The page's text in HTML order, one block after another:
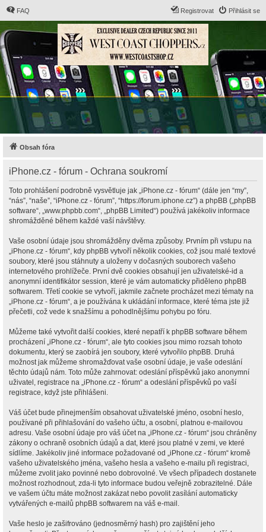
FAQ Přihlásit se
Registrovat
Obsah fóra
iPhone.cz - fórum - Ochrana soukromí
Toto prohlášení podrobně vysvětluje jak „iPhone.cz - fórum“ (dále jen “my”,
“nás”, “naše”, “iPhone.cz - fórum”, “https://forum.iphone.cz”) a phpBB („phpBB
software“, „www.phpbb.com“, „phpBB Limited“) používá jakékoliv informace
shromážděné během každé vaší návštěvy.
Vaše osobní údaje jsou shromážděny dvěma způsoby. Prvním při vstupu na
„iPhone.cz - fórum“, kdy phpBB vytvoří několik cookies, což jsou malé textové
soubory, které jsou stáhnuty a uloženy v dočasných souborech vašeho
internetového prohlížeče. První dvě cookies obsahují jen uživatelské-id a
anonymní identifikátor session, které je vám automaticky přiděleno phpBB
softwarem. Třetí cookie se vytvoří, jakmile začnete procházet mezi tématy na
„iPhone.cz - fórum“, a je používána k ukládání informace, které téma jste již
přečetli, což vede k snažšímu a pohodlnějšímu pohybu po fóru.
Můžeme také vytvořit další cookies, které nepatří k phpBB software během
procházení „iPhone.cz - fórum“, ale tyto cookies jsou mimo rozsah tohoto
dokumentu, který se zaobírá jen soubory, které vytvořilo phpBB. Druhá
možnost jak můžeme shromažďovat vaše osobní údaje, je vaše odeslání
těchto údajů nám. Toto může zahrnovat: odeslání příspěvků jako anonymní
uživatel, registrace na „iPhone.cz - fórum“ a odeslání příspěvků po vaší
registrace, když jste přihlášeni.
Váš účet bude přinejmenším obsahovat uživatelské jméno, osobní heslo,
používané při přihlašování do vašeho účtu, a osobní, platnou e-mailovou
adresu. Vaše osobní údaje pro váš účet na „iPhone.cz - fórum“ jsou chráněny
zákony o ochraně osobních údajů a dat, které jsou platné v zemi, ve které
sídlíme. Jakékoliv jiné informace požadované od „iPhone.cz - fórum“ kromě
vašeho uživatelského jména, vašeho hesla a vašeho e-mailu při registraci,
můžeme zvolit jako povinné nebo dobrovolné. Ve všech případech dostanete
možnost rozhodnout, zda-li tyto informace budou veřejně zobrazitelné. Dále
ve vašem účtu máte možnost zakázat nebo povolit zasílání automaticky
vytvářených e-mailů phpBB softwarem na váš e-mail.
Vaše heslo je zašifrováno (jednosměrný hash) pro zajištění jeho